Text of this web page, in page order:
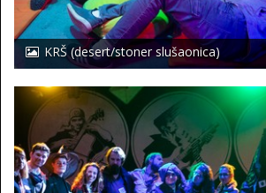
KRŠ (desert/stoner slušaonica)